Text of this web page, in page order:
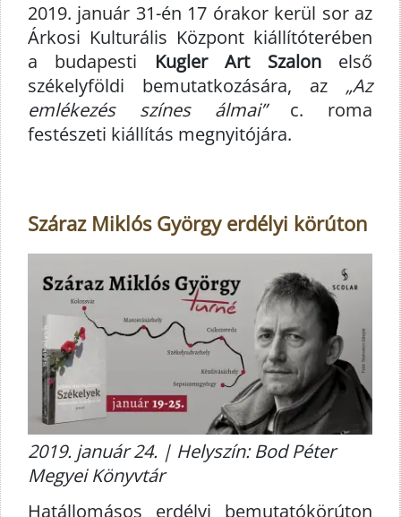
2019. január 31-én 17 órakor kerül sor az
Árkosi Kulturális Központ kiállítóterében
a budapesti Kugler Art Szalonelső
székelyföldi bemutatkozására, az „Az
emlékezés színes álmai”c. roma
festészeti kiállítás megnyitójára.
Száraz Miklós György erdélyi körúton
2019. január 24. | Helyszín: Bod Péter
Megyei Könyvtár
Hatállomásos erdélyi bemutatókörúton